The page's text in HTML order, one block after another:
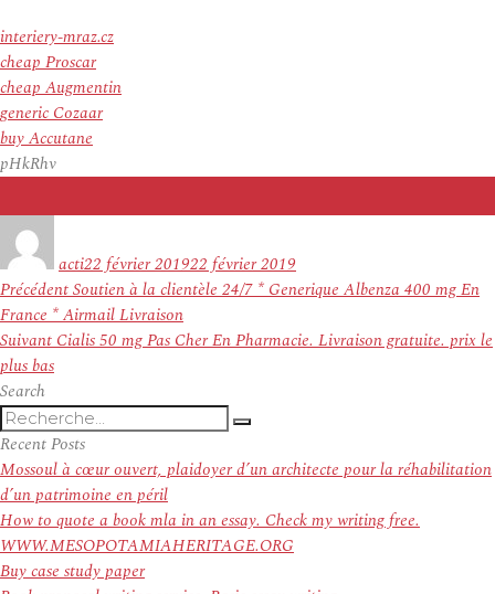
interiery-mraz.cz
cheap Proscar
cheap Augmentin
generic Cozaar
buy Accutane
pHkRhv
actile
22 février 201922 février 2019
Navigation
de
l’article
PrécédentArticle
précédent :
Soutien à la clientèle 24/7 * Generique Albenza 400 mg En
France * Airmail Livraison
Suivant Article
Cialis 50 mg Pas Cher En Pharmacie. Livraison gratuite. prix le
plus bas
Search
Recherche
pour
:
Recherche
Recent Posts
Mossoul à cœur ouvert, plaidoyer d’un architecte pour la réhabilitation
d’un patrimoine en péril
How to quote a book mla in an essay. Check my writing free.
WWW.MESOPOTAMIAHERITAGE.ORG
Buy case study paper